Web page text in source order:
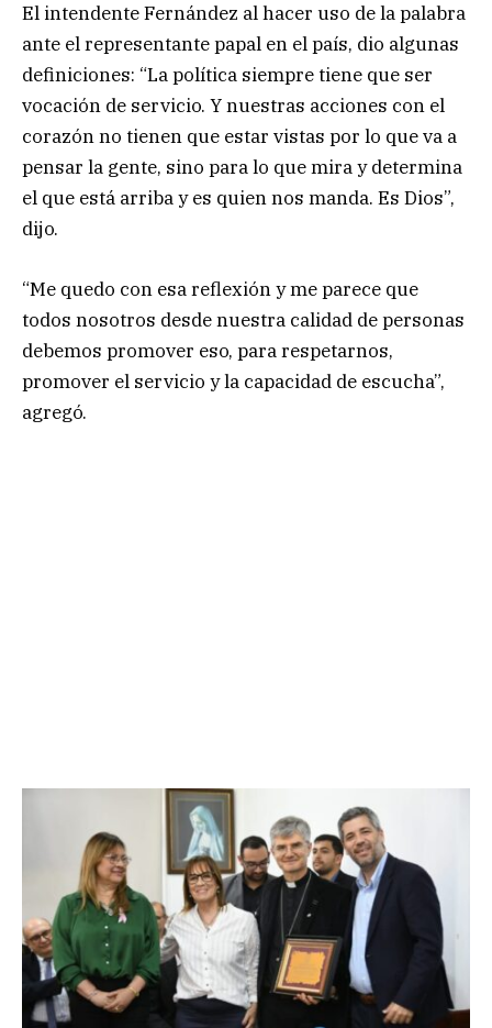
El intendente Fernández al hacer uso de la palabra
ante el representante papal en el país, dio algunas
definiciones: “La política siempre tiene que ser
vocación de servicio. Y nuestras acciones con el
corazón no tienen que estar vistas por lo que va a
pensar la gente, sino para lo que mira y determina
el que está arriba y es quien nos manda. Es Dios”,
dijo.
“Me quedo con esa reflexión y me parece que
todos nosotros desde nuestra calidad de personas
debemos promover eso, para respetarnos,
promover el servicio y la capacidad de escucha”,
agregó.